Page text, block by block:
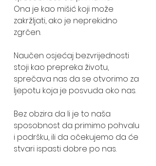
Ona je kao mišić koji može
zakržljati, ako je neprekidno
zgrčen.
Naučen osjećaj bezvrijednosti
stoji kao prepreka životu,
sprečava nas da se otvorimo za
ljepotu koja je posvuda oko nas.
Bez obzira da li je to naša
sposobnost da primimo pohvalu
i podršku, ili da očekujemo da će
stvari ispasti dobre po nas.